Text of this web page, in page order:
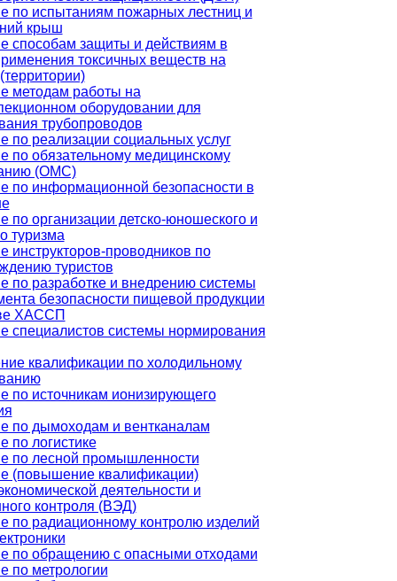
по испытаниям пожарных лестниц и
крыш
способам защиты и действиям в
токсичных веществ на
методам работы на
оборудовании для
трубопроводов
по реализации социальных услуг
по обязательному медицинскому
(ОМС)
по информационной безопасности в
по организации детско-юношеского и
туризма
инструкторов-проводников по
туристов
по разработке и внедрению системы
безопасности пищевой продукции
ХАССП
специалистов системы нормирования
квалификации по холодильному
по источникам ионизирующего
по дымоходам и вентканалам
по логистике
по лесной промышленности
(повышение квалификации)
деятельности и
контроля (ВЭД)
по радиационному контролю изделий
по обращению с опасными отходами
по метрологии